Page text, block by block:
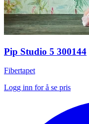
Pip Studio 5 300144
Fibertapet
Logg inn for å se pris